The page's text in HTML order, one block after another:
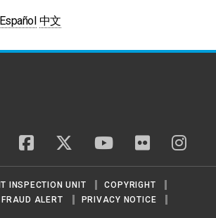
Español 中文
facebook twitter youtube
INSPECTION UNIT
COPYRIGHT
FRAUD ALERT
PRIVACY NOTICE